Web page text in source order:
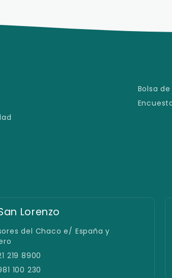
Bolsa
España
1239 c/ Padre Cardozo
219 8000
100 230